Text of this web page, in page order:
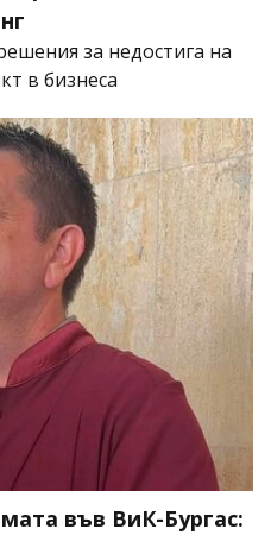
за недостига на
в бизнеса
във ВиК-Бургас: